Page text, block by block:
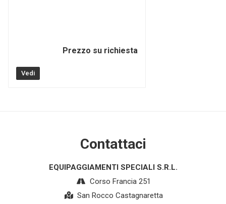
Prezzo su richiesta
Vedi
Contattaci
EQUIPAGGIAMENTI SPECIALI S.R.L.
Corso Francia 251
San Rocco Castagnaretta